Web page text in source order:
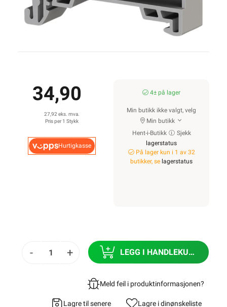
34,90
27,92 eks. mva.
Pris per 1 Stykk
Hurtigkasse
4± på lager
Min butikk ikke valgt, velg
Min butikk
Hent-i-Butikk
Sjekk
lagerstatus
På lager kun i 1 av 32
butikker, se lagerstatus
- + LEGG I HANDLEKURV
Meld feil i produktinformasjonen?
Lagre til senere Lagre i dinønskeliste